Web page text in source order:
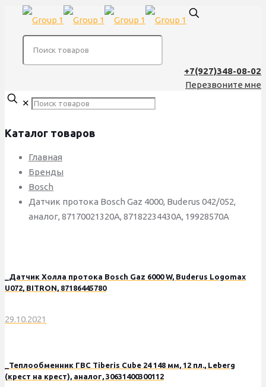
+7(927)348-08-02
Перезвоните мне
✕
Каталог товаров
Главная
Бренды
Bosch
Датчик протока Bosch Gaz 4000, Buderus 042/052,
аналог, 87170021320А, 87182234430А, 19928570А
_Датчик Холла протока Bosch Gaz 6000 W, Buderus Logomax
U072, BITRON, 87186445780
29.10.2021
_Теплообменник ГВС Tiberis Cube 24 148 мм, 12 пл., Leberg
(крест на крест), аналог, 30631400300112